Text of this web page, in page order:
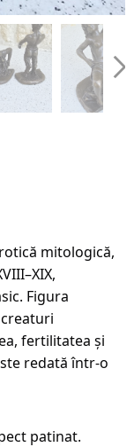
mitologică,
Figura
fertilitatea și
redată într-o
patinat.